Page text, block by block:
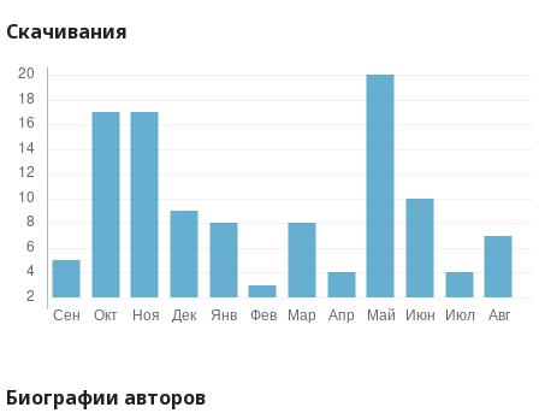
Скачивания
Биографии авторов